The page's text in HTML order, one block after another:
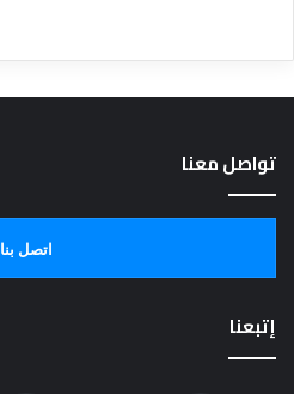
تواصل معنا
اتصل بنا
إتبعنا